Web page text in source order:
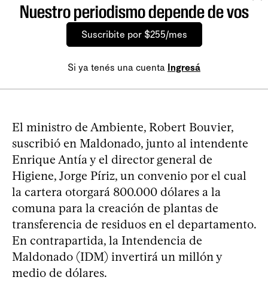
Nuestro periodismo depende de vos
Suscribite por $255/mes
Si ya tenés una cuenta Ingresá
El ministro de Ambiente, Robert Bouvier,
suscribió en Maldonado, junto al intendente
Enrique Antía y el director general de
Higiene, Jorge Píriz, un convenio por el cual
la cartera otorgará 800.000 dólares a la
comuna para la creación de plantas de
transferencia de residuos en el departamento.
En contrapartida, la Intendencia de
Maldonado (IDM) invertirá un millón y
medio de dólares.